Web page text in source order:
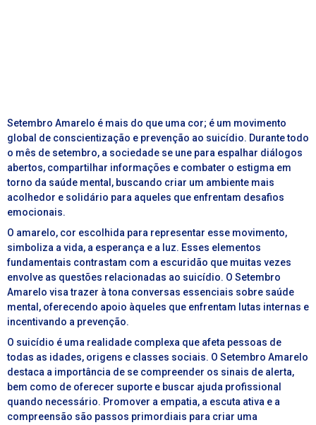
Setembro Amarelo é mais do que uma cor; é um movimento
global de conscientização e prevenção ao suicídio. Durante todo
o mês de setembro, a sociedade se une para espalhar diálogos
abertos, compartilhar informações e combater o estigma em
torno da saúde mental, buscando criar um ambiente mais
acolhedor e solidário para aqueles que enfrentam desafios
emocionais.
O amarelo, cor escolhida para representar esse movimento,
simboliza a vida, a esperança e a luz. Esses elementos
fundamentais contrastam com a escuridão que muitas vezes
envolve as questões relacionadas ao suicídio. O Setembro
Amarelo visa trazer à tona conversas essenciais sobre saúde
mental, oferecendo apoio àqueles que enfrentam lutas internas e
incentivando a prevenção.
O suicídio é uma realidade complexa que afeta pessoas de
todas as idades, origens e classes sociais. O Setembro Amarelo
destaca a importância de se compreender os sinais de alerta,
bem como de oferecer suporte e buscar ajuda profissional
quando necessário. Promover a empatia, a escuta ativa e a
compreensão são passos primordiais para criar uma